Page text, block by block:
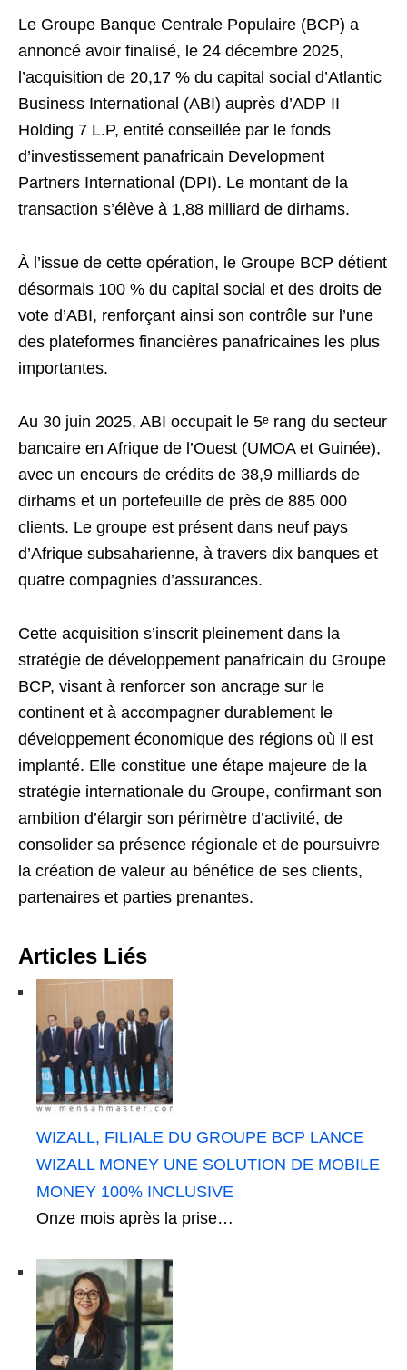
Le Groupe Banque Centrale Populaire (BCP) a
annoncé avoir finalisé, le 24 décembre 2025,
l’acquisition de 20,17 % du capital social d’Atlantic
Business International (ABI) auprès d’ADP II
Holding 7 L.P, entité conseillée par le fonds
d’investissement panafricain Development
Partners International (DPI). Le montant de la
transaction s’élève à 1,88 milliard de dirhams.
À l’issue de cette opération, le Groupe BCP détient
désormais 100 % du capital social et des droits de
vote d’ABI, renforçant ainsi son contrôle sur l’une
des plateformes financières panafricaines les plus
importantes.
Au 30 juin 2025, ABI occupait le 5ᵉ rang du secteur
bancaire en Afrique de l’Ouest (UMOA et Guinée),
avec un encours de crédits de 38,9 milliards de
dirhams et un portefeuille de près de 885 000
clients. Le groupe est présent dans neuf pays
d’Afrique subsaharienne, à travers dix banques et
quatre compagnies d’assurances.
Cette acquisition s’inscrit pleinement dans la
stratégie de développement panafricain du Groupe
BCP, visant à renforcer son ancrage sur le
continent et à accompagner durablement le
développement économique des régions où il est
implanté. Elle constitue une étape majeure de la
stratégie internationale du Groupe, confirmant son
ambition d’élargir son périmètre d’activité, de
consolider sa présence régionale et de poursuivre
la création de valeur au bénéfice de ses clients,
partenaires et parties prenantes.
Articles Liés
WIZALL, FILIALE DU GROUPE BCP LANCE
WIZALL MONEY UNE SOLUTION DE MOBILE
MONEY 100% INCLUSIVE
Onze mois après la prise…